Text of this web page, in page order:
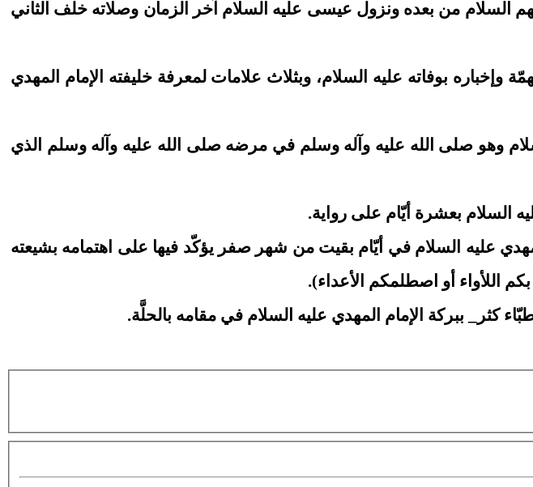
السلام من بعده ونزول عيسى عليه السلام آخر الزمان وصلاته خلف الثاني
مهمّة وإخباره بوفاته عليه السلام، وبثلاث علامات لمعرفة خليفته الإمام المهدي
السلام وهو صلى الله عليه وآله وسلم في مرضه صلى الله عليه وآله وسلم الذي
المهدي عليه السلام في أيّام بقيت من شهر صفر يؤكّد فيها على اهتمامه بشيعته
اللأواء أو اصطلمكم الأعداء).